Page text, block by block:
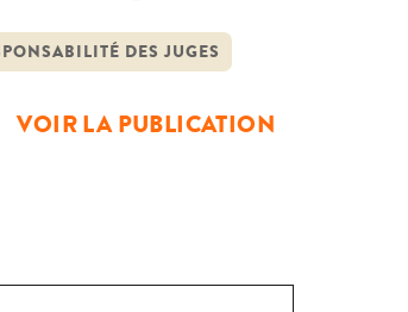
causés par
DES JUGES
VOIR LA PUBLICATION